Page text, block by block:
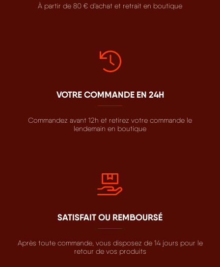
À partir de 80 € d’achat et retrait en boutique
VOTRE COMMANDE EN 24H
Commandez avant 12h et retirez votre commande le
lendemain en boutique
SATISFAIT OU REMBOURSÉ
Après toute commande, vous disposez de 14 jours pour le
retour de vos produits